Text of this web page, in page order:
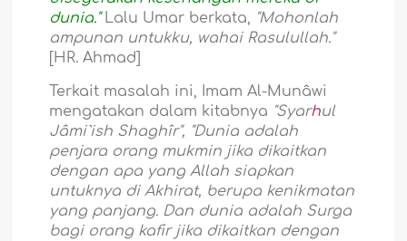
dunia."Lalu Umar berkata, "Mohonlah
ampunan untukku, wahai Rasulullah."
[HR. Ahmad]
Terkait masalah ini, Imam Al-Munâwi
mengatakan dalam kitabnya "Syarhul
Jâmi`ish Shaghîr", "Dunia adalah
penjara orang mukmin jika dikaitkan
dengan apa yang Allah siapkan
untuknya di Akhirat, berupa kenikmatan
yang panjang. Dan dunia adalah Surga
bagi orang kafir jika dikaitkan dengan